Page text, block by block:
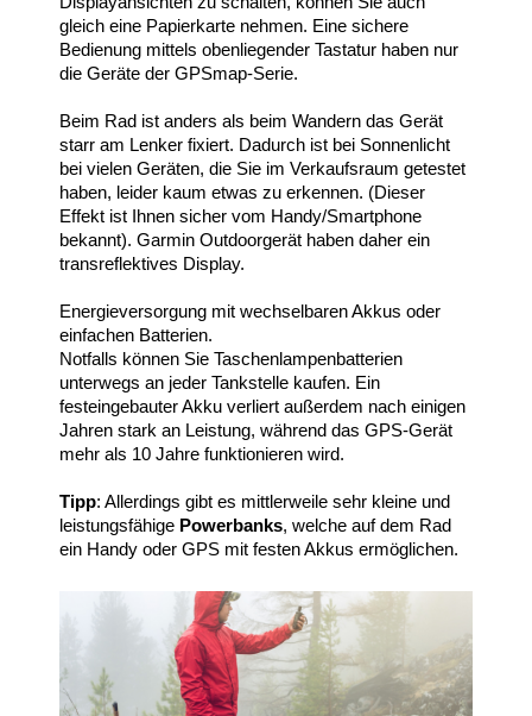
gleich eine Papierkarte nehmen. Eine sichere
Bedienung mittels obenliegender Tastatur haben nur
die Geräte der GPSmap-Serie.
Beim Rad ist anders als beim Wandern das Gerät
starr am Lenker fixiert. Dadurch ist bei Sonnenlicht
bei vielen Geräten, die Sie im Verkaufsraum getestet
haben, leider kaum etwas zu erkennen. (Dieser
Effekt ist Ihnen sicher vom Handy/Smartphone
bekannt). Garmin Outdoorgerät haben daher ein
transreflektives Display.
Energieversorgung mit wechselbaren Akkus oder
einfachen Batterien.
Notfalls können Sie Taschenlampenbatterien
unterwegs an jeder Tankstelle kaufen. Ein
festeingebauter Akku verliert außerdem nach einigen
Jahren stark an Leistung, während das GPS-Gerät
mehr als 10 Jahre funktionieren wird.
Tipp: Allerdings gibt es mittlerweile sehr kleine und
leistungsfähige Powerbanks, welche auf dem Rad
ein Handy oder GPS mit festen Akkus ermöglichen.